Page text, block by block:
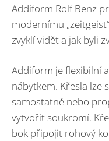
Addiform Rolf Benz
modernímu
zvyklí vidět a jak byli
Addiform je flexibilní
nábytkem. Křesla
samostatně nebo
vytvořit soukromí.
bok připojit rohový